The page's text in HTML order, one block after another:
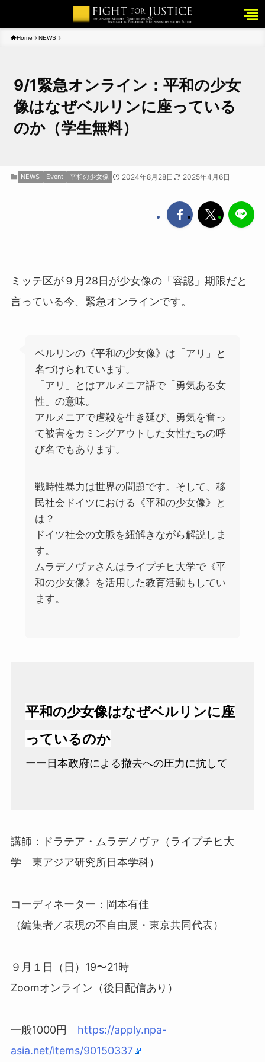
Home NEWS
9/1緊急オンライン：平和の少女
像はなぜベルリンに座っている
のか（学生無料）
NEWS Event 平和の少女像 2024年8月28日 2025年4月6日
ミッテ区が９月28日が少女像の「容認」期限だと
言っている今、緊急オンラインです。
ベルリンの《平和の少女像》は「アリ」と
名づけられています。
「アリ」とはアルメニア語で「勇気ある女
性」の意味。
アルメニアで虐殺を生き延び、勇気を奮っ
て被害をカミングアウトした女性たちの呼
び名でもあります。
戦時性暴力は世界の問題です。そして、移
民社会ドイツにおける《平和の少女像》と
は？
ドイツ社会の文脈を紐解きながら解説しま
す。
ムラデノヴァさんはライプチヒ大学で《平
和の少女像》を活用した教育活動もしてい
ます。
平和の少女像はなぜベルリンに座
っているのか
ーー日本政府による撤去への圧力に抗して
講師：ドラテア・ムラデノヴァ（ライプチヒ大
学 東アジア研究所日本学科）
コーディネーター：岡本有佳
（編集者／表現の不自由展・東京共同代表）
９月１日（日）19〜21時
Zoomオンライン（後日配信あり）
一般1000円 https://apply.npa-
asia.net/items/90150337